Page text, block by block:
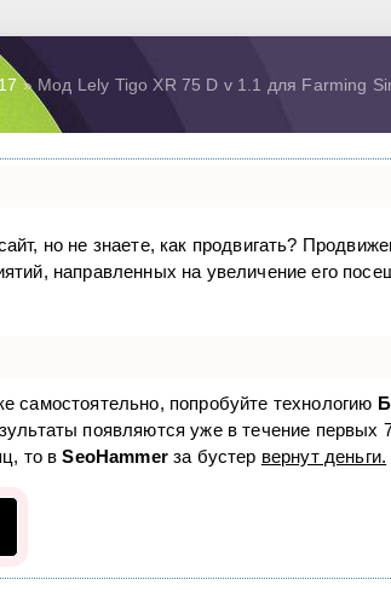
» Мод Lely Tigo XR 75 D v 1.1 для Farming
но не знаете, как продвигать?
направленных на увеличение его
самостоятельно, попробуйте технологию
появляются уже в течение первых
то вSeoHammerза бустер вернут деньги.